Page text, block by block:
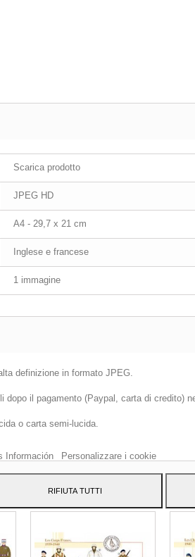
Scarica prodotto
JPEG HD
A4 - 29,7 x 21 cm
Inglese e francese
1 immagine
definizione in formato JPEG.
il pagamento (Paypal, carta di credito)
o carta semi-lucida.
sito web utilizza cookie propri e di terze
pubblicità relativa alle tue preferenze
Información
Personalizzare i cookie
RIFIUTA TUTTI